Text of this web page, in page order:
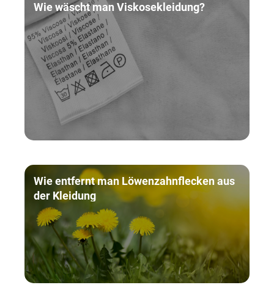
Wie wäscht man Viskosekleidung?
Wie entfernt man Löwenzahnflecken aus
der Kleidung